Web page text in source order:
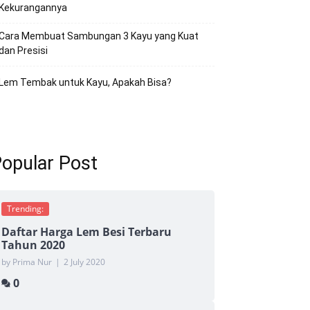
Membuat Sambungan 3 Kayu yang Kuat
Presisi
Tembak untuk Kayu, Apakah Bisa?
Post
Trending:
Daftar Harga Lem Besi Terbaru
Tahun 2020
by Prima Nur | 2 July 2020
0